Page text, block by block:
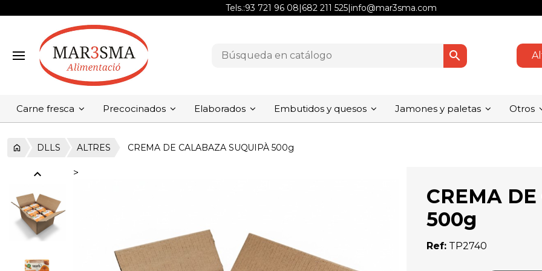
Tels.:93 721 96 08|682 211 525|info@mar3sma.com
search
Carne fresca Precocinados Elaborados Embutidos y quesos Jamones y paletas Otros
DLLS ALTRES CREMA DE CALABAZA SUQUIPÀ 500g
expand_less >
CREMA
500g
Ref: TP2740